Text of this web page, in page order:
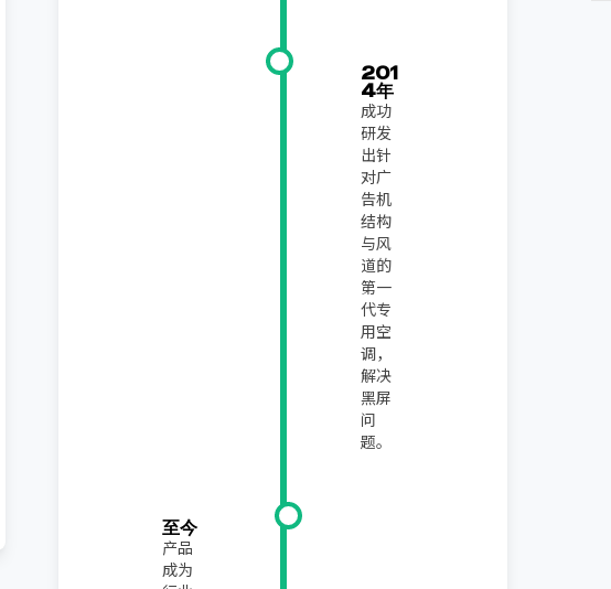
201
4年
成功
研发
出针
对广
告机
结构
与风
道的
第一
代专
用空
调，
解决
黑屏
问
题。
至今
产品
成为